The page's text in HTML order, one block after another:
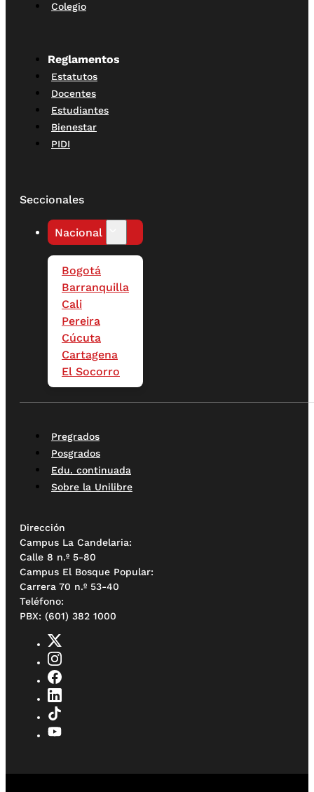
Colegio
Reglamentos
Estatutos
Docentes
Estudiantes
Bienestar
PIDI
Seccionales
Nacional
Bogotá
Barranquilla
Cali
Pereira
Cúcuta
Cartagena
El Socorro
Pregrados
Posgrados
Edu. continuada
Sobre la Unilibre
Dirección
Campus La Candelaria:
Calle 8 n.º 5-80
Campus El Bosque Popular:
Carrera 70 n.º 53-40
Teléfono:
PBX: (601) 382 1000